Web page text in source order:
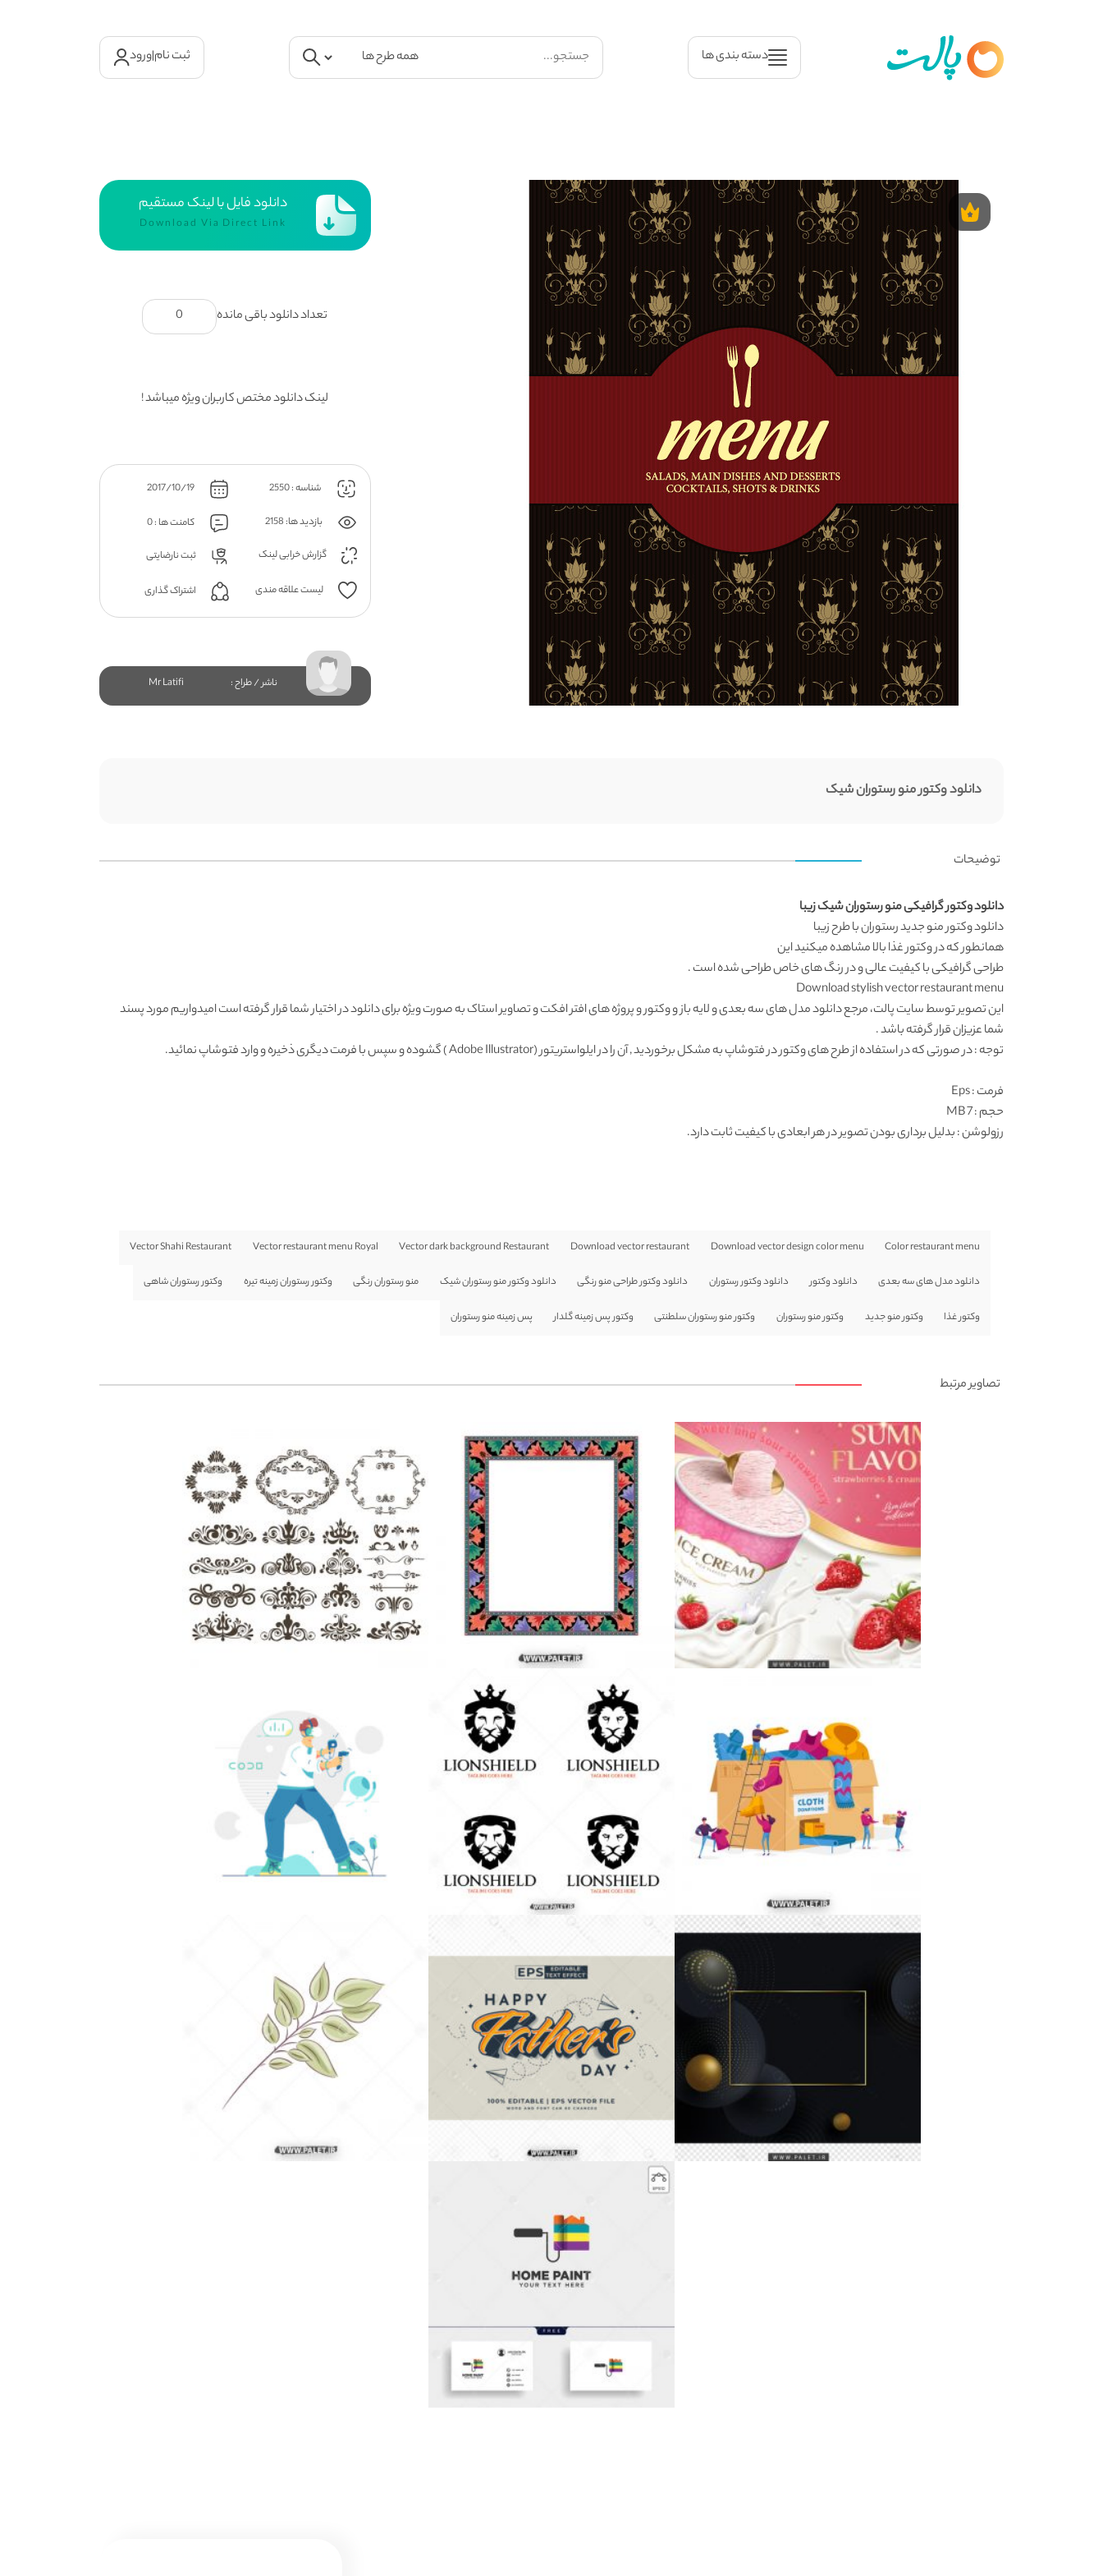
دسته بندی ها ثبت نام|ورود
دانلود فایل با لینک مستقیم
Download Via Direct Link
تعداد دانلود باقی مانده 0
لینک دانلود مختص کاربران ویژه میباشد !
شناسه : 2550 2017/10/19
بازدید ها: 2158
کامنت ها : 0
گزارش خرابی لینک
ثبت نارضایتی
لیست علاقه مندی اشتراک گذاری
ناشر / طراح : Mr Latifi
دانلود وکتور منو رستوران شیک
توضیحات
دانلود وکتور گرافیکی منو رستوران شیک زیبا
دانلود وکتورمنو جدید رستوران با طرح زیبا
همانطور که دروکتور غذابالا مشاهده میکنید این
طراحی گرافیکی با کیفیت عالی و در رنگ های خاص طراحی شده است .
Download stylish vector restaurant menu
این تصویر توسطسایت پالت، مرجعدانلود مدل های سه بعدیو لایه باز و وکتور و پروژه های افتر افکت و تصاویر استاک به صورت ویژه برای دانلود در اختیار شما قرار گرفته است امیدواریم مورد پسند
شما عزیزان قرار گرفته باشد .
توجه : در صورتی که در استفاده از طرح های وکتور در فتوشاپ به مشکل برخوردید , آن را در ایلواستریتور (Adobe Illustrator ) گشوده و سپس با فرمت دیگری ذخیره و وارد فتوشاپ نمائید.
فرمت: Eps
حجم : 7 MB
رزولوشن: بدلیل برداری بودن تصویر در هر ابعادی با کیفیت ثابت دارد.
Color restaurant menu
Download vector design color menu
Download vector restaurant
Vector dark background Restaurant
Vector restaurant menu Royal
Vector Shahi Restaurant
دانلود مدل های سه بعدی دانلود وکتور دانلود وکتور رستوران دانلود وکتور طراحی منو رنگی دانلود وکتور منو رستوران شیک منو رستوران رنگی وکتور رستوران زمینه تیره وکتور رستوران شاهی
وکتور غذا وکتور منو جدید وکتور منو رستوران وکتور منو رستوران سلطنتی وکتور پس زمینه گلدار پس زمینه منو رستوران
تصاویر مرتبط